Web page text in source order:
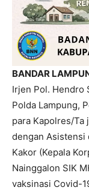
BANDAR
Irjen Pol. Hendro
Polda Lampung,
para Kapolres/Ta
dengan Asistensi
Kakor (Kepala
Nainggalon SIK
vaksinasi Covid-